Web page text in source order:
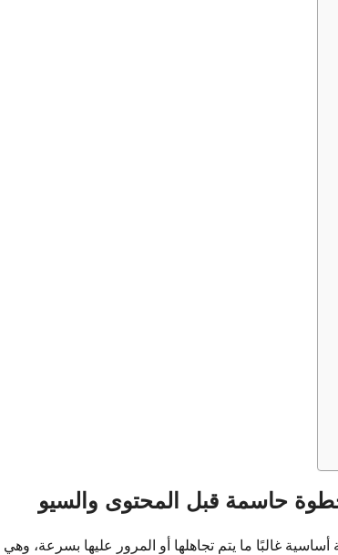
حاسمة قبل المحتوى والسيو
غالبًا ما يتم تجاهلها أو المرور عليها بسرعة، وهي